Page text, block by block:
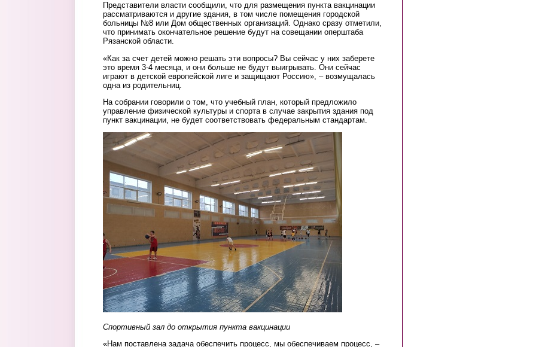
Представители власти сообщили, что для размещения пункта вакцинации
рассматриваются и другие здания, в том числе помещения городской
больницы №8 или Дом общественных организаций. Однако сразу отметили,
что принимать окончательное решение будут на совещании оперштаба
Рязанской области.
«Как за счет детей можно решать эти вопросы? Вы сейчас у них заберете
это время 3-4 месяца, и они больше не будут выигрывать. Они сейчас
играют в детской европейской лиге и защищают Россию», – возмущалась
одна из родительниц.
На собрании говорили о том, что учебный план, который предложило
управление физической культуры и спорта в случае закрытия здания под
пункт вакцинации, не будет соответствовать федеральным стандартам.
Спортивный зал до открытия пункта вакцинации
«Нам поставлена задача обеспечить процесс, мы обеспечиваем процесс, –